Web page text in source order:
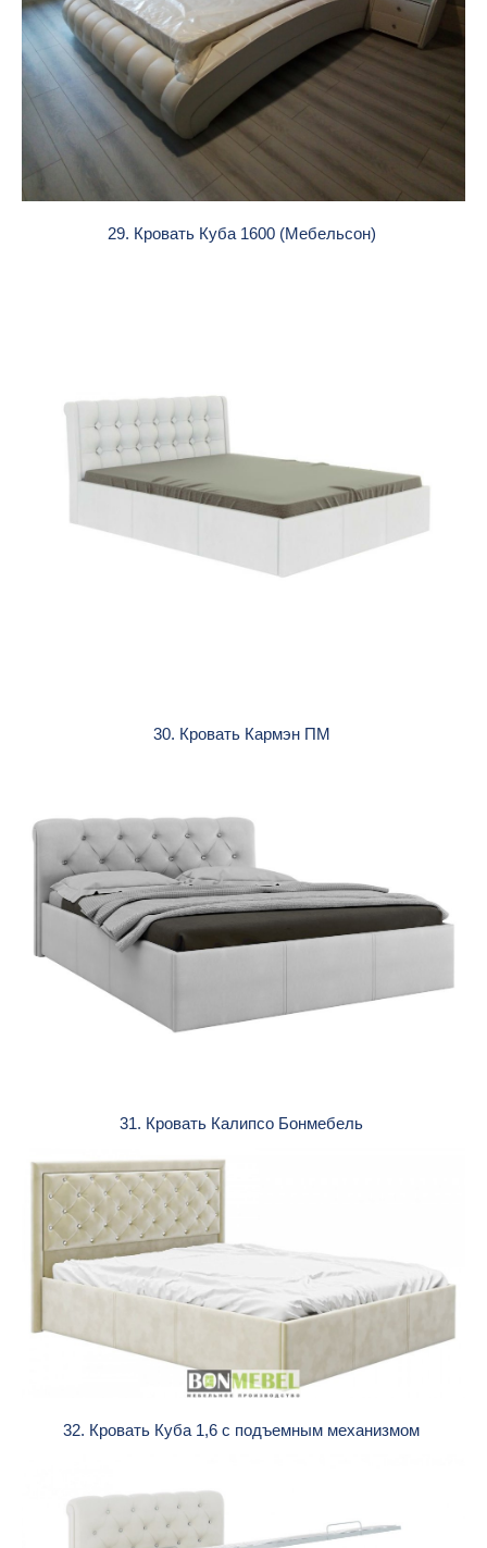
29. Кровать Куба 1600 (Мебельсон)
30. Кровать Кармэн ПМ
31. Кровать Калипсо Бонмебель
32. Кровать Куба 1,6 с подъемным механизмом